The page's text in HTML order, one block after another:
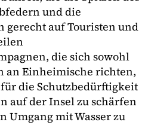
und die
gerecht auf Touristen und
die sich sowohl
an Einheimische richten,
die Schutzbedürftigkeit
auf der Insel zu schärfen
Umgang mit Wasser zu